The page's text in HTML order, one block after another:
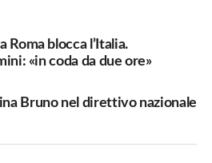
Roma blocca l’Italia.
«in coda da due ore»
Bruno nel direttivo nazionale